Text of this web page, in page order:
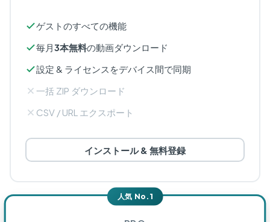
ゲストのすべての機能
毎月3本無料の動画ダウンロード
設定 & ライセンスをデバイス間で同期
一括 ZIP ダウンロード
CSV / URL エクスポート
インストール & 無料登録
人気 No.1